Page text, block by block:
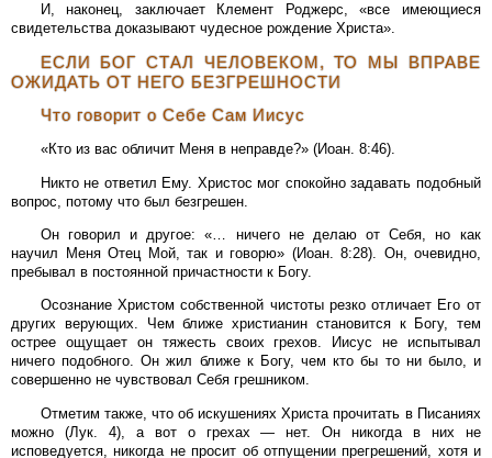
И, наконец, заключает Клемент Роджерс, «все имеющиеся
свидетельства доказывают чудесное рождение Христа».
ЕСЛИ БОГ СТАЛ ЧЕЛОВЕКОМ, ТО МЫ ВПРАВЕ
ОЖИДАТЬ ОТ НЕГО БЕЗГРЕШНОСТИ
Что говорит о Себе Сам Иисус
«Кто из вас обличит Меня в неправде?» (Иоан. 8:46).
Никто не ответил Ему. Христос мог спокойно задавать подобный
вопрос, потому что был безгрешен.
Он говорил и другое: «… ничего не делаю от Себя, но как
научил Меня Отец Мой, так и говорю» (Иоан. 8:28). Он, очевидно,
пребывал в постоянной причастности к Богу.
Осознание Христом собственной чистоты резко отличает Его от
других верующих. Чем ближе христианин становится к Богу, тем
острее ощущает он тяжесть своих грехов. Иисус не испытывал
ничего подобного. Он жил ближе к Богу, чем кто бы то ни было, и
совершенно не чувствовал Себя грешником.
Отметим также, что об искушениях Христа прочитать в Писаниях
можно (Лук. 4), а вот о грехах — нет. Он никогда в них не
исповедуется, никогда не просит об отпущении прегрешений, хотя и